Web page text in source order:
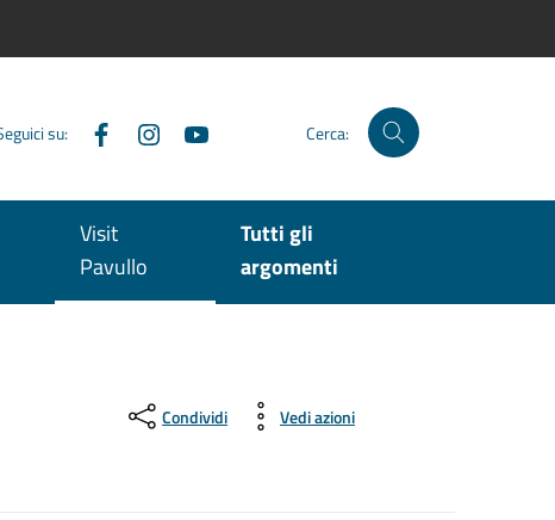
su: FacebookInstagram Cerca:
Visit
Pavullo
Tutti gli
argomenti
Condividi Vedi azioni